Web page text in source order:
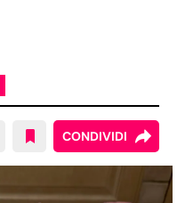
CONDIVIDI